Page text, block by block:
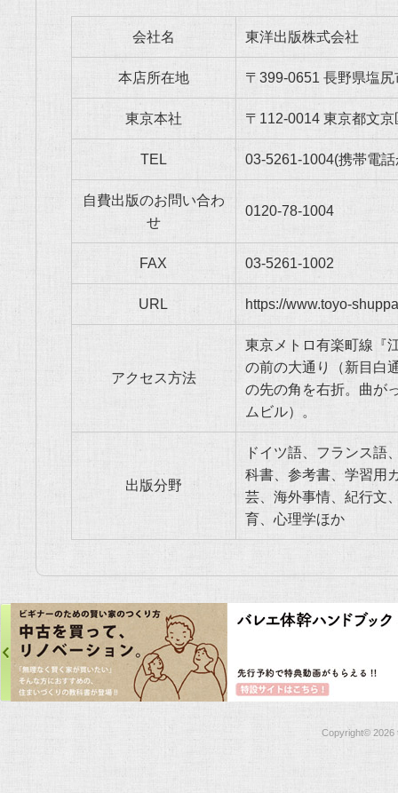
会社名 東洋出版株式会社
本店所在地 〒399-0651 長野県塩
東京本社 〒112-0014 東京都文
TEL 03-5261-1004(携帯電
自費出版のお問い合わ
せ
0120-78-1004
FAX 03-5261-1002
URL https://www.toyo-
アクセス方法
東京メトロ有楽町線『
の前の大通り（新目白
の先の角を右折。曲が
ムビル）。
出版分野
ドイツ語、フランス語
科書、参考書、学習用
芸、海外事情、紀行文
育、心理学ほか
Copyright© 2026